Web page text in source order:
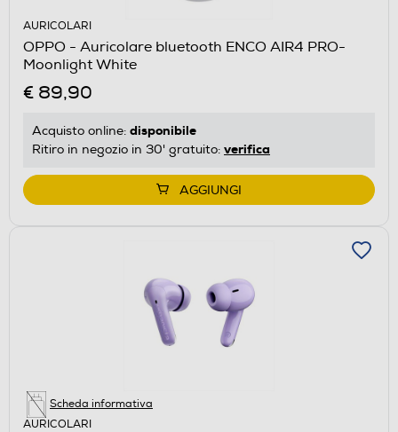
AURICOLARI
OPPO - Auricolare bluetooth ENCO AIR4 PRO-
Moonlight White
€ 89,90
Acquisto online: disponibile
Ritiro in negozio in 30' gratuito: verifica
AGGIUNGI
Scheda informativa
AURICOLARI